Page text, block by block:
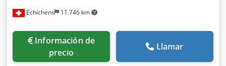
Echichens 11.746 km
Información de
precio
Llamar